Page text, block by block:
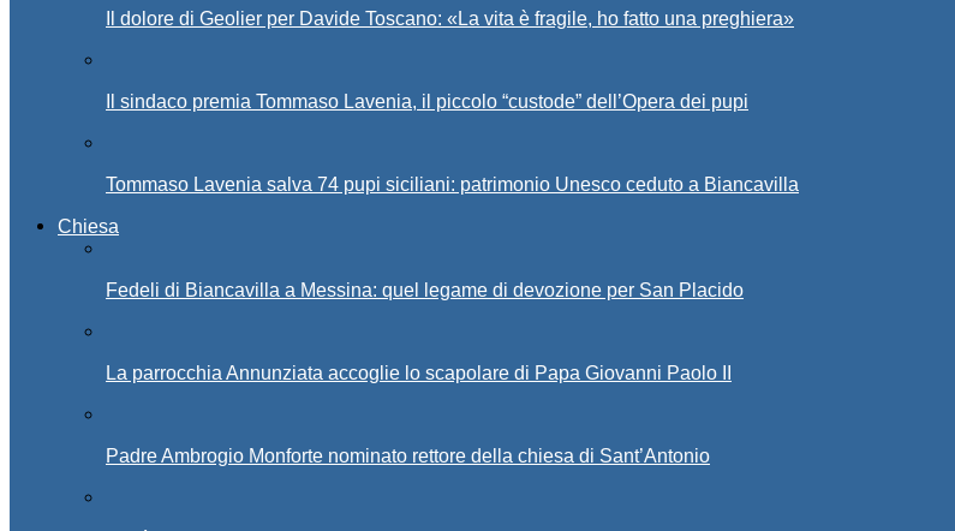
Il dolore di Geolier per Davide Toscano: «La vita è fragile, ho fatto una preghiera»
Il sindaco premia Tommaso Lavenia, il piccolo “custode” dell’Opera dei pupi
Tommaso Lavenia salva 74 pupi siciliani: patrimonio Unesco ceduto a Biancavilla
Chiesa
Fedeli di Biancavilla a Messina: quel legame di devozione per San Placido
La parrocchia Annunziata accoglie lo scapolare di Papa Giovanni Paolo II
Padre Ambrogio Monforte nominato rettore della chiesa di Sant’Antonio